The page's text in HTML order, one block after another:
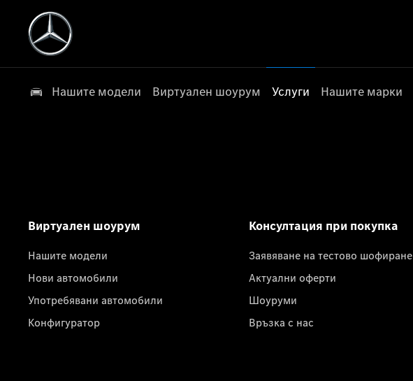
Нашите модели Виртуален шоурум Услуги Нашите марки
Виртуален шоурум
Нашите модели
Нови автомобили
Употребявани автомобили
Конфигуратор
Консултация при покупка
Заявяване на тестово шофиране
Актуални оферти
Шоуруми
Връзка с нас